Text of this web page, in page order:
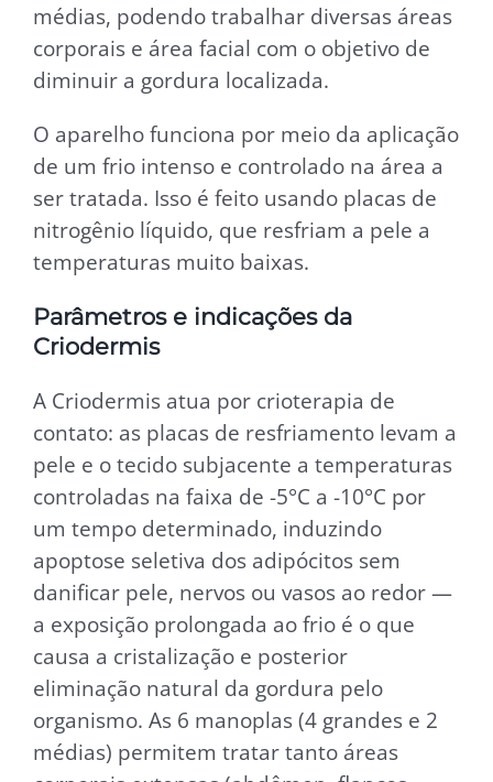
médias, podendo trabalhar diversas áreas
corporais e área facial com o objetivo de
diminuir a gordura localizada.
O aparelho funciona por meio da aplicação
de um frio intenso e controlado na área a
ser tratada. Isso é feito usando placas de
nitrogênio líquido, que resfriam a pele a
temperaturas muito baixas.
Parâmetros e indicações da
Criodermis
A Criodermis atua por crioterapia de
contato: as placas de resfriamento levam a
pele e o tecido subjacente a temperaturas
controladas na faixa de -5°C a -10°C por
um tempo determinado, induzindo
apoptose seletiva dos adipócitos sem
danificar pele, nervos ou vasos ao redor —
a exposição prolongada ao frio é o que
causa a cristalização e posterior
eliminação natural da gordura pelo
organismo. As 6 manoplas (4 grandes e 2
médias) permitem tratar tanto áreas